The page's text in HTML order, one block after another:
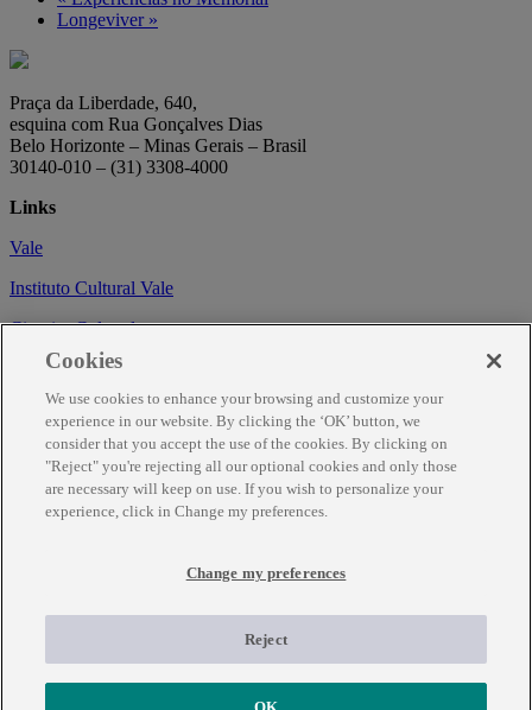
Longeviver »
Praça da Liberdade, 640,
esquina com Rua Gonçalves Dias
Belo Horizonte – Minas Gerais – Brasil
30140-010 – (31) 3308-4000
Links
Vale
Instituto Cultural Vale
Circuito Cultural
Trabalhe conosco
Informações
Como chegar
Agendamento
Temporariamente fechado para obras de renovação.
Para mais informações ligue (31) 3343-7317
Cookies
We use cookies to enhance your browsing and customize your
experience in our website. By clicking the ‘OK’ button, we
consider that you accept the use of the cookies. By clicking on
"Reject" you're rejecting all our optional cookies and only those
are necessary will keep on use. If you wish to personalize your
experience, click in Change my preferences.
Change my preferences
Reject